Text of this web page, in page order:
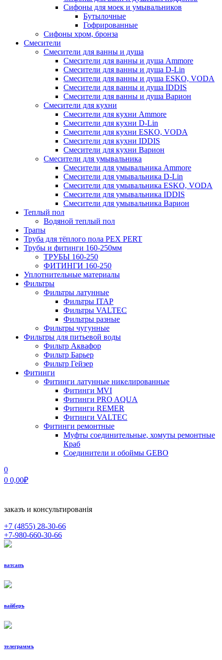
Сифоны для моек и умывальников
Бутылочные
Гофрированные
Сифоны хром, бронза
Смесители
Смесители для ванны и душа
Смесители для ванны и душа Ammore
Смесители для ванны и душа D-Lin
Смесители для ванны и душа ESKO, VODA
Смесители для ванны и душа IDDIS
Смесители для ванны и душа Варион
Смесители для кухни
Смесители для кухни Ammore
Смесители для кухни D-Lin
Смесители для кухни ESKO, VODA
Смесители для кухни IDDIS
Смесители для кухни Варион
Смесители для умывальника
Cмесители для умывальника Ammore
Смесители для умывальника D-Lin
Смесители для умывальника ESKO, VODA
Смесители для умывальника IDDIS
Смесители для умывальника Варион
Теплый пол
Водяной теплый пол
Трапы
Труба для тёплого пола PEX PERT
Трубы и фитинги 160-250мм
ТРУБЫ 160-250
ФИТИНГИ 160-250
Уплотнительные материалы
Фильтры
Фильтры латунные
Фильтры ITAP
Фильтры VALTEC
Фильтры разные
Фильтры чугунные
Фильтры для питьевой воды
Фильтр Аквафор
Фильтр Барьер
Фильтр Гейзер
Фитинги
Фитинги латунные никелированные
Фитинги MVI
Фитинги PRO AQUA
Фитинги REMER
Фитинги VALTEC
Фитинги ремонтные
Муфты соединительные, хомуты ремонтные
Краб
Соединители и обоймы GEBO
0
0 0,00₽
заказъ и консультированiя
+7 (4855) 28-30-66
+7-980-660-30-66
ватсапъ
вайберъ
телеграммъ